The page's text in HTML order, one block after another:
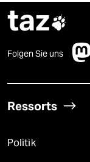
taz
Folgen Sie uns
Ressorts
Politik